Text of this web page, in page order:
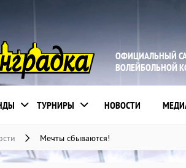
ОФИЦИАЛЬНЫЙ
ВОЛЕЙБОЛЬНОЙ
ТУРНИРЫ НОВОСТИ
Мечты сбываются!